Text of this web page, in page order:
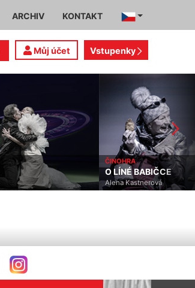
ARCHIV KONTAKT
Můj účet Vstupenky
ČINOHRA
O LÍNÉ BABIČCE
Alena Kastnerová